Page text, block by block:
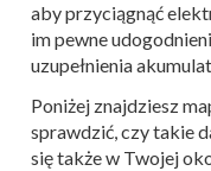
aby przyciągnąć
im pewne
uzupełnienia
Poniżej znajdziesz
sprawdzić, czy takie
się także w Twojej